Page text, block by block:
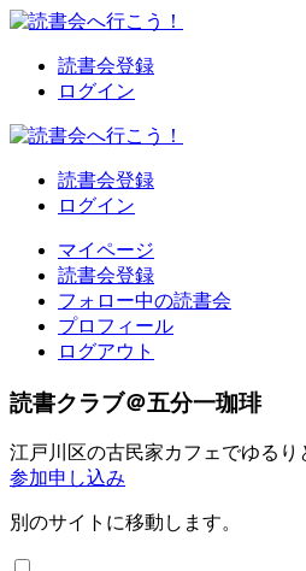
読書会登録
ログイン
読書会登録
ログイン
マイページ
読書会登録
フォロー中の読書会
プロフィール
ログアウト
読書クラブ＠五分一珈琲
江戸川区の古民家カフェでゆるり
参加申し込み
別のサイトに移動します。